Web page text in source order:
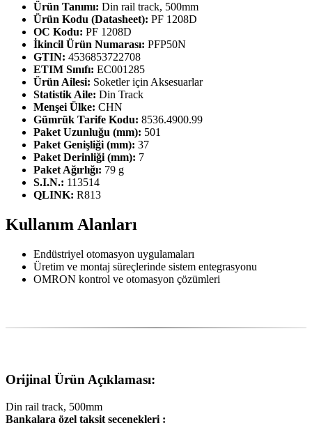
Ürün Tanımı: Din rail track, 500mm
Ürün Kodu (Datasheet): PF 1208D
OC Kodu: PF 1208D
İkincil Ürün Numarası: PFP50N
GTIN: 4536853722708
ETIM Sınıfı: EC001285
Ürün Ailesi: Soketler için Aksesuarlar
Statistik Aile: Din Track
Menşei Ülke: CHN
Gümrük Tarife Kodu: 8536.4900.99
Paket Uzunluğu (mm): 501
Paket Genişliği (mm): 37
Paket Derinliği (mm): 7
Paket Ağırlığı: 79 g
S.I.N.: 113514
QLINK: R813
Kullanım Alanları
Endüstriyel otomasyon uygulamaları
Üretim ve montaj süreçlerinde sistem entegrasyonu
OMRON kontrol ve otomasyon çözümleri
Orijinal Ürün Açıklaması:
Din rail track, 500mm
Bankalara özel taksit seçenekleri :